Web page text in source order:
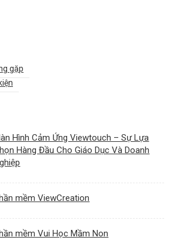
gặp
Hình Cảm Ứng Viewtouch – Sự Lựa
Hàng Đầu Cho Giáo Dục Và Doanh
mềm ViewCreation
mềm Vui Học Mầm Non